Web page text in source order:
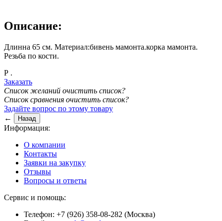
Описание:
Длинна 65 см. Материал:бивень мамонта.корка мамонта.
Резьба по кости.
Р .
Заказать
Список желаний очистить список?
Список сравнения очистить список?
Задайте вопрос по этому товару
←
Информация:
О компании
Контакты
Заявки на закупку
Отзывы
Вопросы и ответы
Сервис и помощь:
Телефон: +7 (926) 358-08-282 (Москва)